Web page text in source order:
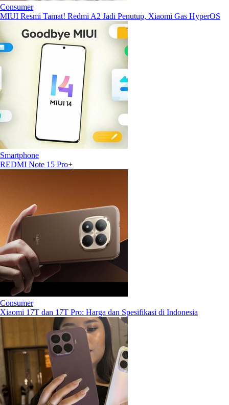
Consumer
MIUI Resmi Tamat! Redmi A2 Jadi Penutup, Xiaomi Gas HyperOS
Smartphone
REDMI Note 15 Pro+
Consumer
Xiaomi 17T dan 17T Pro: Harga dan Spesifikasi di Indonesia